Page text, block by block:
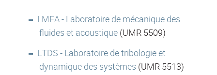
LMFA - Laboratoire de mécanique des
fluides et acoustique (UMR 5509)
LTDS - Laboratoire de tribologie et
dynamique des systèmes (UMR 5513)